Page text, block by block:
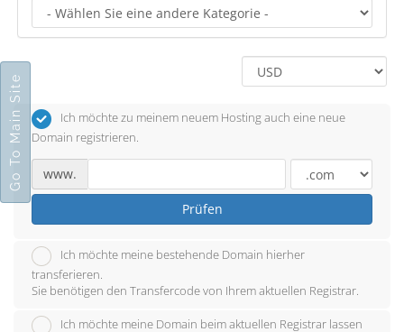
Ich möchte zu meinem neuem Hosting auch eine neue
Domain registrieren.
www.
Prüfen
Ich möchte meine bestehende Domain hierher
transferieren.
Sie benötigen den Transfercode von Ihrem aktuellen Registrar.
Ich möchte meine Domain beim aktuellen Registrar lassen
Go To Main Site